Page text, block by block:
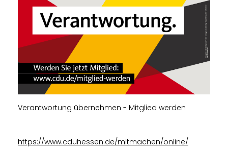
Verantwortung übernehmen - Mitglied werden
https://www.cduhessen.de/mitmachen/online/